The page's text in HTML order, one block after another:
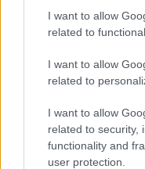
I want to allow
related to
I want to allow
related to
I want to allow
related to security,
functionality and
user protection.
Totálisan átalakul a
Újra népszerű a
További hírek
LEGOLVASOTTABBAK